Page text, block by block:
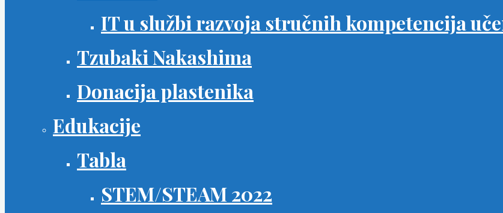
IT u službi razvoja stručnih kompetencija
Tzubaki Nakashima
Donacija plastenika
Edukacije
Tabla
STEM/STEAM 2022